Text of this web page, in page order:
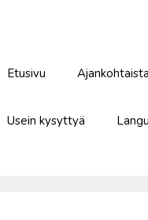
Etusivu Ajankohtaista
Usein kysyttyä